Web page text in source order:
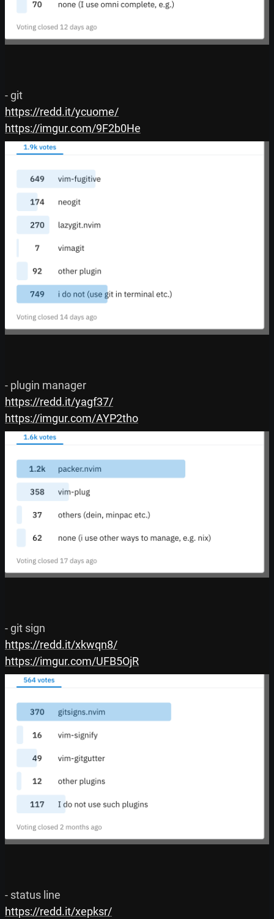
https://redd.it/ycuome/
https://imgur.com/9F2b0He
https://redd.it/yagf37/
https://imgur.com/AYP2tho
https://redd.it/xkwqn8/
https://imgur.com/UFB5OjR
https://redd.it/xepksr/